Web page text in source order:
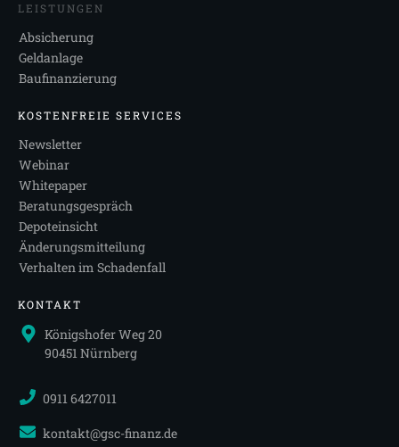
LEISTUNGEN
Absicherung
Geldanlage
Baufinanzierung
KOSTENFREIE SERVICES
Newsletter
Webinar
Whitepaper
Beratungsgespräch
Depoteinsicht
Änderungsmitteilung
Verhalten im Schadenfall
KONTAKT
Königshofer Weg 20
90451 Nürnberg
0911 6427011
kontakt@gsc-finanz.de